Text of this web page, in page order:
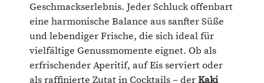
Geschmackserlebnis. Jeder Schluck offenbart
eine harmonische Balance aus sanfter Süße
und lebendiger Frische, die sich ideal für
vielfältige Genussmomente eignet. Ob als
erfrischender Aperitif, auf Eis serviert oder
als raffinierte Zutat in Cocktails – derKaki